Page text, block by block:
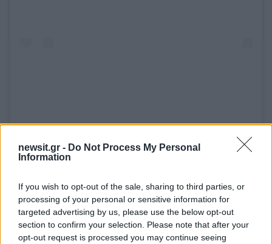
newsit.gr - Do Not Process My Personal
Information
If you wish to opt-out of the sale, sharing to third parties, or
processing of your personal or sensitive information for
targeted advertising by us, please use the below opt-out
section to confirm your selection. Please note that after your
opt-out request is processed you may continue seeing
#Sia hablándo a los clientes de #Walmart que se llama “Sisi” y que
acababa de ganarse la lotería, en #PalmSprings, #California,
Η δημοσίευση κοινοποιήθηκε από το χρήστηSia Music Chile
🇨🇱(@siamusicchile) στις30 Νοέ, 2019 στις 6:50 πμ PST